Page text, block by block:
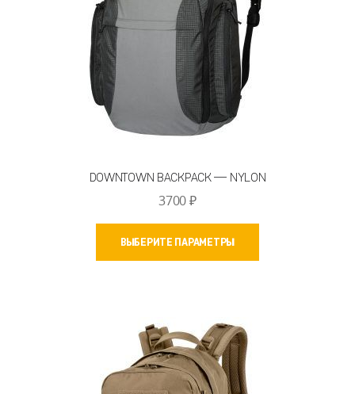
DOWNTOWN BACKPACK — NYLON
3700₽
ВЫБЕРИТЕ ПАРАМЕТРЫ